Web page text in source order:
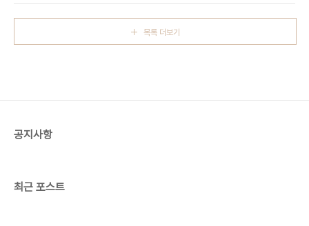
반석에서 앉아서 쉬다가 한 30분 정도 걸리는 용추
목록 더보기
공지사항
최근 포스트